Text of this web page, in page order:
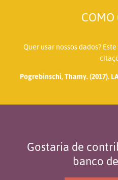
COMO
Quer usar nossos dados?
Pogrebinschi, Thamy. (2017).
Gostaria de
banco